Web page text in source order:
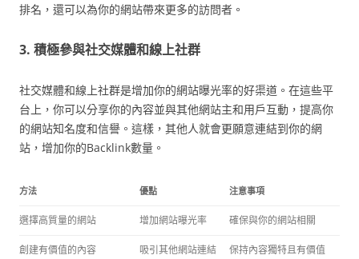
排名，還可以為你的網站帶來更多的訪問者。
3. 積極參與社交媒體和線上社群
社交媒體和線上社群是增加你的網站曝光率的好渠道。在這些平
台上，你可以分享你的內容並與其他網站主和用戶互動，提高你
的網站知名度和信譽。這樣，其他人就會更願意連結到你的網
站，增加你的Backlink數量。
方法 優點 注意事項
選擇高質量的網站 增加網站曝光率 確保與你的網站相關
創建有價值的內容 吸引其他網站連結 保持內容獨特且有價值